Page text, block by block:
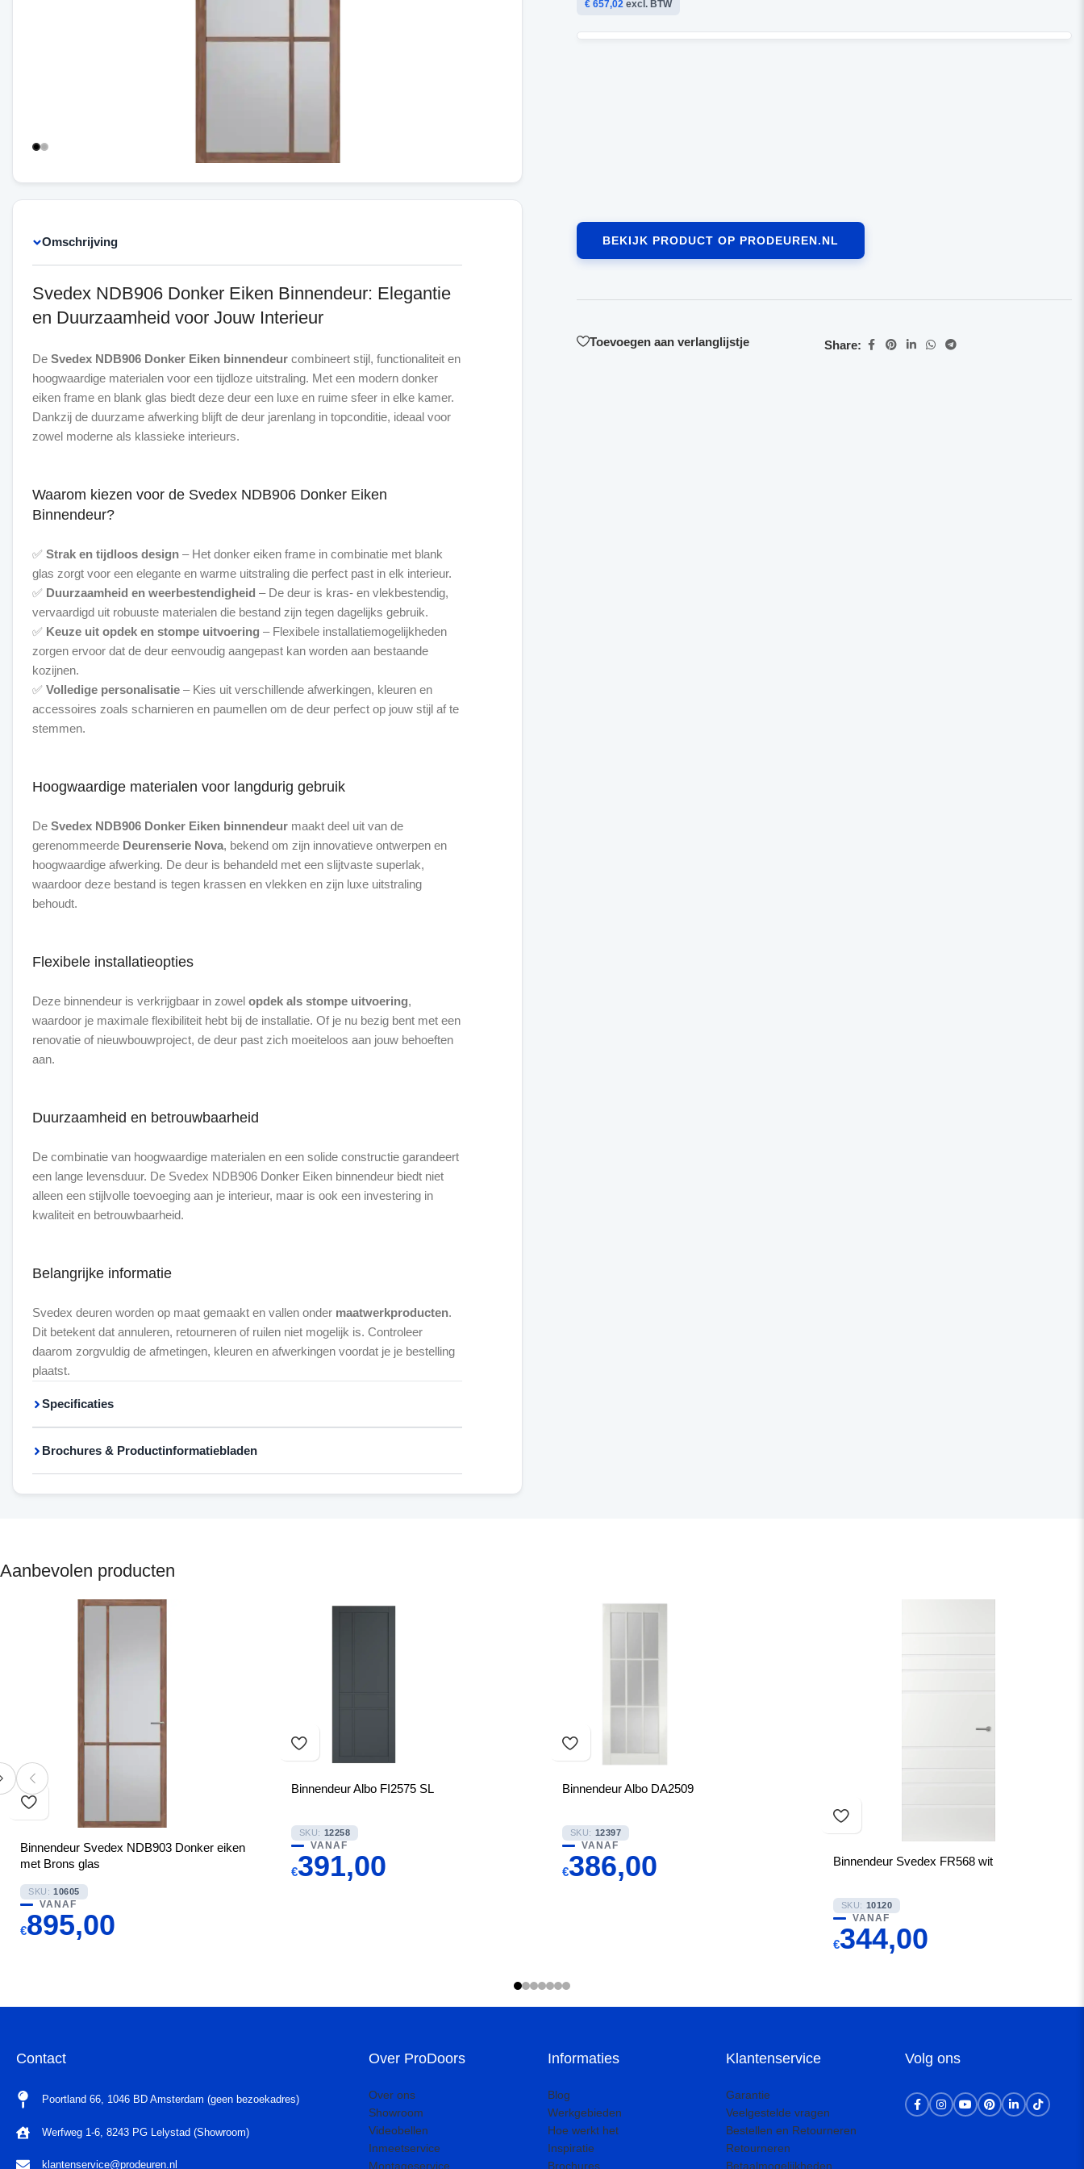
Omschrijving
Svedex NDB906 Donker Eiken Binnendeur: Elegantie
en Duurzaamheid voor Jouw Interieur
De Svedex NDB906 Donker Eiken binnendeur combineert stijl, functionaliteit en
hoogwaardige materialen voor een tijdloze uitstraling. Met een modern donker
eiken frame en blank glas biedt deze deur een luxe en ruime sfeer in elke kamer.
Dankzij de duurzame afwerking blijft de deur jarenlang in topconditie, ideaal voor
zowel moderne als klassieke interieurs.
Waarom kiezen voor de Svedex NDB906 Donker Eiken
Binnendeur?
✅ Strak en tijdloos design – Het donker eiken frame in combinatie met blank
glas zorgt voor een elegante en warme uitstraling die perfect past in elk interieur.
✅ Duurzaamheid en weerbestendigheid – De deur is kras- en vlekbestendig,
vervaardigd uit robuuste materialen die bestand zijn tegen dagelijks gebruik.
✅ Keuze uit opdek en stompe uitvoering – Flexibele installatiemogelijkheden
zorgen ervoor dat de deur eenvoudig aangepast kan worden aan bestaande
kozijnen.
✅ Volledige personalisatie – Kies uit verschillende afwerkingen, kleuren en
accessoires zoals scharnieren en paumellen om de deur perfect op jouw stijl af te
stemmen.
Hoogwaardige materialen voor langdurig gebruik
De Svedex NDB906 Donker Eiken binnendeur maakt deel uit van de
gerenommeerde Deurenserie Nova, bekend om zijn innovatieve ontwerpen en
hoogwaardige afwerking. De deur is behandeld met een slijtvaste superlak,
waardoor deze bestand is tegen krassen en vlekken en zijn luxe uitstraling
behoudt.
Flexibele installatieopties
Deze binnendeur is verkrijgbaar in zowel opdek als stompe uitvoering,
waardoor je maximale flexibiliteit hebt bij de installatie. Of je nu bezig bent met een
renovatie of nieuwbouwproject, de deur past zich moeiteloos aan jouw behoeften
aan.
Duurzaamheid en betrouwbaarheid
De combinatie van hoogwaardige materialen en een solide constructie garandeert
een lange levensduur. De Svedex NDB906 Donker Eiken binnendeur biedt niet
alleen een stijlvolle toevoeging aan je interieur, maar is ook een investering in
kwaliteit en betrouwbaarheid.
Belangrijke informatie
Svedex deuren worden op maat gemaakt en vallen onder maatwerkproducten.
Dit betekent dat annuleren, retourneren of ruilen niet mogelijk is. Controleer
daarom zorgvuldig de afmetingen, kleuren en afwerkingen voordat je je bestelling
plaatst.
Specificaties
Brochures & Productinformatiebladen
€ 657,02 excl. BTW
BEKIJK PRODUCT OP PRODEUREN.NL
Toevoegen aan verlanglijstje Share:
Aanbevolen producten
Binnendeur Svedex NDB903 Donker eiken
met Brons glas
SKU: 10605
VANAF
€895,00
Binnendeur Albo FI2575 SL
SKU: 12258
VANAF
€391,00
Binnendeur Albo DA2509
SKU: 12397
VANAF
€386,00 Binnendeur Svedex FR568 wit
SKU: 10120
VANAF
€344,00
Contact
Poortland 66, 1046 BD Amsterdam (geen bezoekadres)
Werfweg 1-6, 8243 PG Lelystad (Showroom)
klantenservice@prodeuren.nl
Over ProDoors
Over ons
Showroom
Videobellen
Inmeetservice
Montageservice
Informaties
Blog
Werkgebieden
Hoe werkt het
Inspiratie
Brochures
Klantenservice
Garantie
Veelgestelde vragen
Bestellen en Retourneren
Retourneren
Betaalmogelijkheden
Volg ons